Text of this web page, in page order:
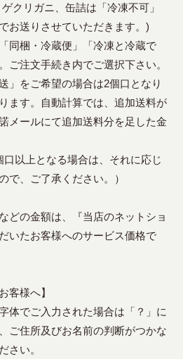
クリガニ、缶詰は「冷凍不可」
お送りさせていただきます。)
同梱・冷蔵便」「冷凍と冷蔵で
ご注文手続き内でご選択下さい。
」をご希望の場合は2個口となり
ます。自動計算では、追加送料が
メールにて追加送料分を足した金
以上となる場合は、それに応じ
で、ご了承ください。）
どの金額は、『当店のネットショ
いたお客様へのサービス価格で
客様へ】
体でご入力された場合は「？」に
ご住所及びお名前の判断がつかな
さい。